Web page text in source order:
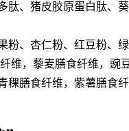
、猪皮胶原蛋白肽、
、杏仁粉、红豆粉、
维，藜麦膳食纤维，豌
膳食纤维，紫薯膳食